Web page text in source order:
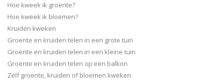
Hoe kweek ik groente?
Hoe kweek ik bloemen?
Kruiden kweken
Groente en kruiden telen in een grote tuin
Groente en kruiden telen in een kleine tuin
Groente en kruiden telen op een balkon
Zelf groente, kruiden of bloemen kweken